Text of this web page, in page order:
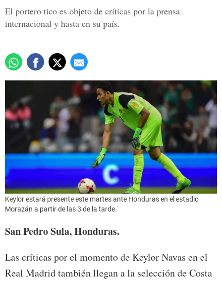
El portero tico es objeto de críticas por la prensa
internacional y hasta en su país.
Keylor estará presente este martes ante Honduras en el estadio
Morazán a partir de las 3 de la tarde.
San Pedro Sula, Honduras.
Las críticas por el momento de Keylor Navas en el
Real Madrid también llegan a la selección de Costa